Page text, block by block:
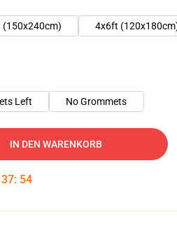
(150x240cm)
4x6ft
Left No Grommets
IN DEN WARENKORB
37: 53